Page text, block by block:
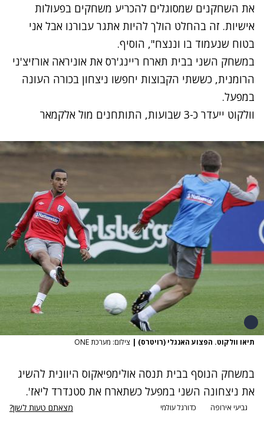
את השחקנים שמסוגלים להכריע משחקים בפעולות
אישיות. זה בהחלט הולך להיות אתגר עבורנו אבל אני
בטוח שנעמוד בו וננצח", הוסיף.
במשחק השני בבית תארח ריינג'רס את אוניראה אורזיצ'ני
הרומנית, כששתי הקבוצות יחפשו ניצחון בכורה העונה
במפעל.
וולקוט ייעדר כ-3 שבועות, התותחנים מול אלקמאר
תיאו וולקוט. הפצוע האנגלי (רויטרס) | צילום: מערכת ONE
במשחק הנוסף בבית תנסה אולימפיאקוס היוונית להשיג
את ניצחונה השני במפעל כשתארח את סטנדרד ליאז'.
גביעי אירופה כדורגל עולמי מצאתם טעות לשון?